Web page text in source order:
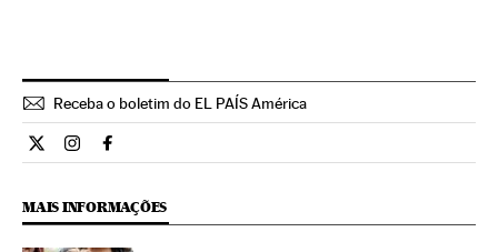
Receba o boletim do EL PAÍS América
Internacional El País Brasil en Twitter
Internacional El País Brasil en Instagram
Internacional El País Brasil en Facebook
MAIS INFORMAÇÕES